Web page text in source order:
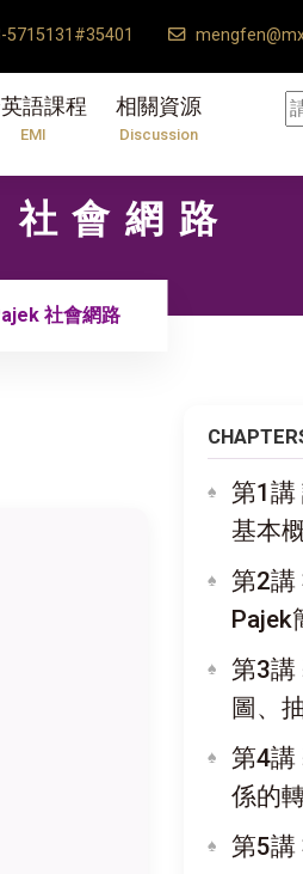
5715131#35401
語課程
EMI
相關資源
Discussion
會網路
社會網路
第1講
基本
第2講
Pajek
第3講
圖、
第4講
係的
第5講